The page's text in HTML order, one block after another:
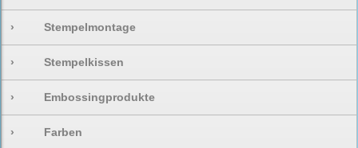
› Stempelmontage
› Stempelkissen
› Embossingprodukte
› Farben